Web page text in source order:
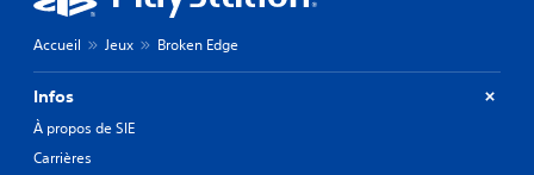
Accueil Jeux Broken Edge
Infos
À propos de SIE
Carrières